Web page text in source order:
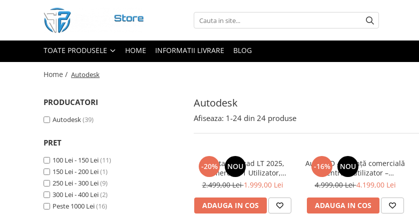
Toate Produsele
CAD & Design
TOATE PRODUSELE HOME INFORMATII LIVRARE BLOG
Home / Autodesk
Autodesk
PRODUCATORI
Autodesk(39)
PRET
100 Lei - 150 Lei(11)
150 Lei - 200 Lei(1)
250 Lei - 300 Lei(9)
300 Lei - 400 Lei(2)
Peste 1000 Lei(16)
Afiseaza: 1-24 din 24 produse
-20% NOU
Licenta Autocad LT 2025,
Comercial, 1 Utilizator,
Subscriptie 1 an
2.499,00 Lei1.999,00 Lei
ADAUGA IN COS
-16% NOU
AutoCAD – Licență comercială
pentru 1 utilizator –
valabilitate 12 luni
4.999,00 Lei4.199,00 Lei
ADAUGA IN COS